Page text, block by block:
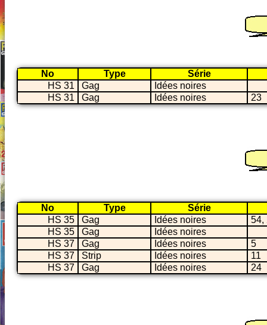
No Type
Série
HS 31
Gag
Idées noires
HS 31
Gag Idées noires 23
No Type
Série
HS 35
Gag Idées noires
54,
HS 35
Gag
Idées noires
HS 37
Gag Idées noires
5
HS 37
Strip Idées noires
11
HS 37
Gag Idées noires 24